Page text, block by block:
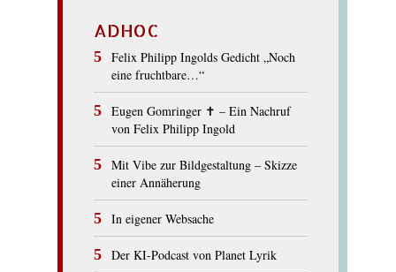
ADHOC
Felix Philipp Ingolds Gedicht „Noch
eine fruchtbare…“
Eugen Gomringer ✝︎ – Ein Nachruf
von Felix Philipp Ingold
Mit Vibe zur Bildgestaltung – Skizze
einer Annäherung
In eigener Websache
Der KI-Podcast von Planet Lyrik